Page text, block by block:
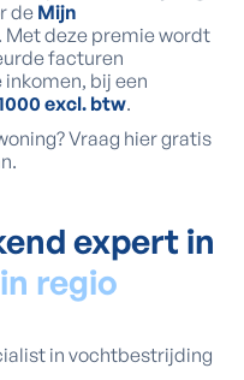
de Mijn
Met deze premie wordt
facturen
bij een
excl. btw.
Vraag hier gratis
expert in
regio
in vochtbestrijding